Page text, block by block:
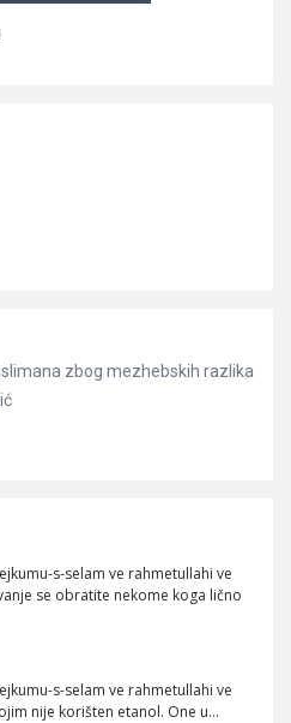
zbog mezhebskih razlika
s-selam ve rahmetullahi ve
se obratite nekome koga lično
s-selam ve rahmetullahi ve
nije korišten etanol. One u…